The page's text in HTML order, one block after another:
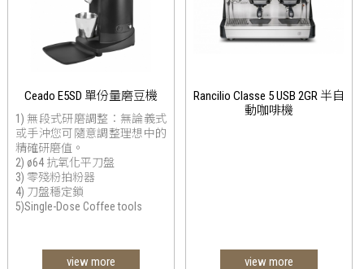
Ceado E5SD 單份量磨豆機
1) 無段式研磨調整：無論義式
或手沖您可隨意調整理想中的
精確研磨值。
2) ø64 抗氧化平刀盤
3) 零殘粉拍粉器
4) 刀盤穩定鎖
5)Single-Dose Coffee tools
view more
Rancilio Classe 5 USB 2GR 半自
動咖啡機
view more